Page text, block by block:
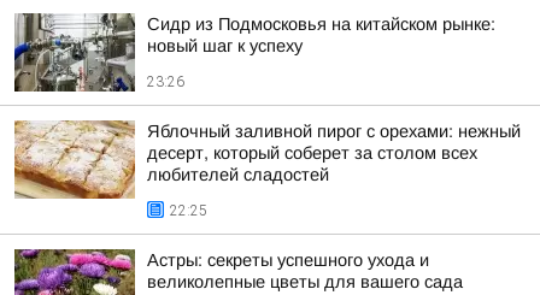
Сидр из Подмосковья на китайском рынке:
новый шаг к успеху
23:26
Яблочный заливной пирог с орехами: нежный
десерт, который соберет за столом всех
любителей сладостей
22:25
Астры: секреты успешного ухода и
великолепные цветы для вашего сада